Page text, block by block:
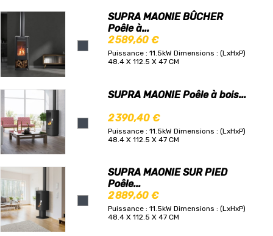
SUPRA MAONIE BÛCHER
Poêle à...
2 589,60 €
Puissance : 11.5kW Dimensions : (LxHxP)
48.4 X 112.5 X 47 CM
SUPRA MAONIE Poêle à bois...
2 390,40 €
Puissance : 11.5kW Dimensions : (LxHxP)
48.4 X 112.5 X 47 CM
SUPRA MAONIE SUR PIED
Poêle...
2 889,60 €
Puissance : 11.5kW Dimensions : (LxHxP)
48.4 X 112.5 X 47 CM